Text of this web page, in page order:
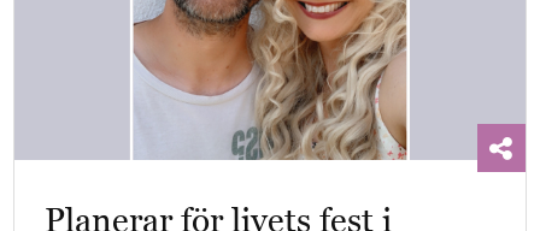
Planerar för livets fest i